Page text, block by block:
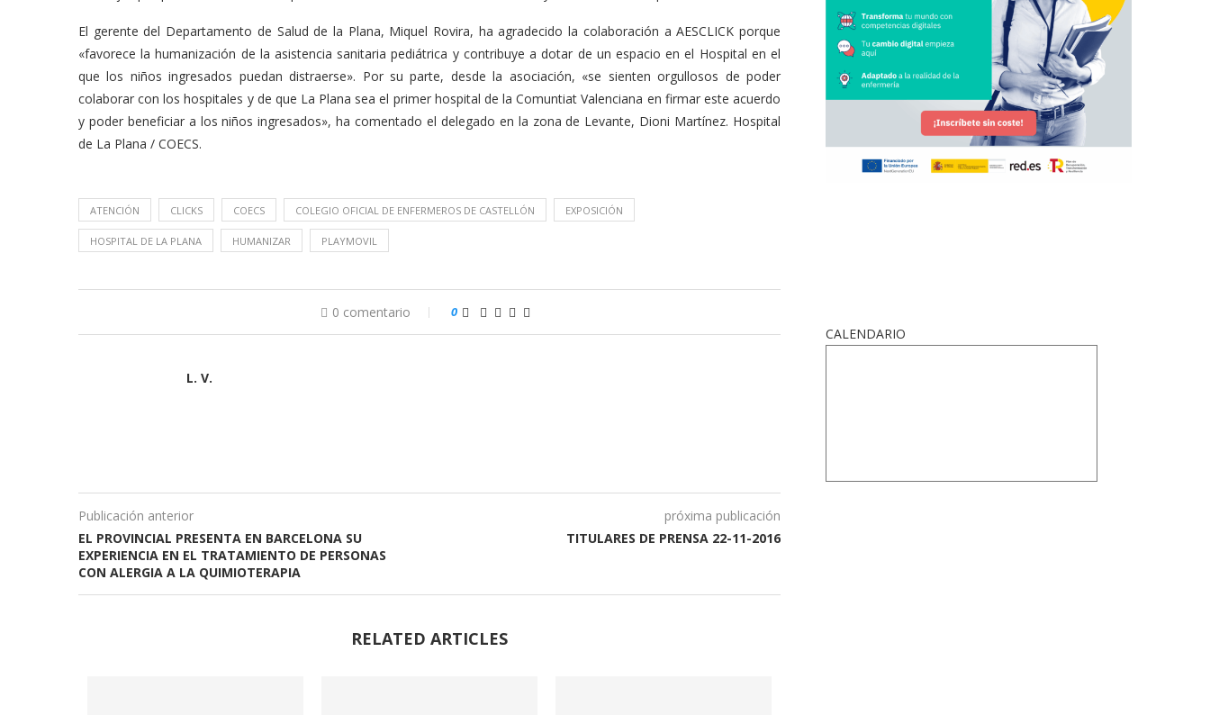
El gerente del Departamento de Salud de la Plana, Miquel Rovira, ha agradecido la colaboración a AESCLICK porque
«favorece la humanización de la asistencia sanitaria pediátrica y contribuye a dotar de un espacio en el Hospital en el
que los niños ingresados puedan distraerse». Por su parte, desde la asociación, «se sienten orgullosos de poder
colaborar con los hospitales y de que La Plana sea el primer hospital de la Comuntiat Valenciana en firmar este acuerdo
y poder beneficiar a los niños ingresados», ha comentado el delegado en la zona de Levante, Dioni Martínez. Hospital
de La Plana / COECS.
ATENCIÓN CLICKS COECS COLEGIO OFICIAL DE ENFERMEROS DE CASTELLÓN EXPOSICIÓN
HOSPITAL DE LA PLANA HUMANIZAR PLAYMOVIL
0 comentario 0
L. V.
Publicación anterior
EL PROVINCIAL PRESENTA EN BARCELONA SU
EXPERIENCIA EN EL TRATAMIENTO DE PERSONAS
CON ALERGIA A LA QUIMIOTERAPIA
próxima publicación
TITULARES DE PRENSA 22-11-2016
RELATED ARTICLES
CALENDARIO